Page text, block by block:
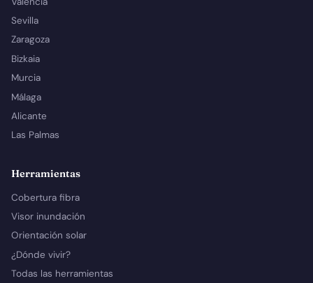
Sevilla
Zaragoza
Bizkaia
Murcia
Málaga
Alicante
Las Palmas
Herramientas
Cobertura fibra
Visor inundación
Orientación solar
¿Dónde vivir?
Todas las herramientas